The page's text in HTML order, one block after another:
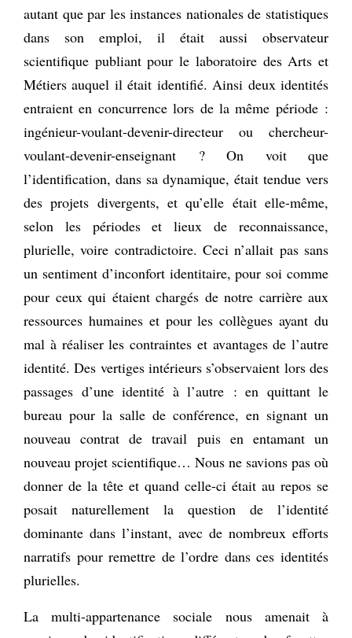
autant que par les instances nationales de statistiques
dans son emploi, il était aussi observateur
scientifique publiant pour le laboratoire des Arts et
Métiers auquel il était identifié. Ainsi deux identités
entraient en concurrence lors de la même période :
ingénieur-voulant-devenir-directeur ou chercheur-
voulant-devenir-enseignant ? On voit que
l’identification, dans sa dynamique, était tendue vers
des projets divergents, et qu’elle était elle-même,
selon les périodes et lieux de reconnaissance,
plurielle, voire contradictoire. Ceci n’allait pas sans
un sentiment d’inconfort identitaire, pour soi comme
pour ceux qui étaient chargés de notre carrière aux
ressources humaines et pour les collègues ayant du
mal à réaliser les contraintes et avantages de l’autre
identité. Des vertiges intérieurs s’observaient lors des
passages d’une identité à l’autre : en quittant le
bureau pour la salle de conférence, en signant un
nouveau contrat de travail puis en entamant un
nouveau projet scientifique… Nous ne savions pas où
donner de la tête et quand celle-ci était au repos se
posait naturellement la question de l’identité
dominante dans l’instant, avec de nombreux efforts
narratifs pour remettre de l’ordre dans ces identités
plurielles.
La multi-appartenance sociale nous amenait à